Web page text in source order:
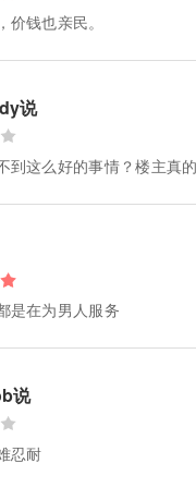
钱也亲民。
说
到这么好的事情？楼主真
是在为男人服务
说
忍耐